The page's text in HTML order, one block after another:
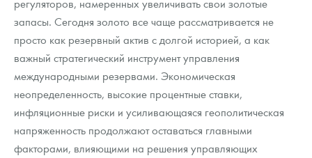
регуляторов, намеренных увеличивать свои золотые
запасы. Сегодня золото все чаще рассматривается не
просто как резервный актив с долгой историей, а как
важный стратегический инструмент управления
международными резервами. Экономическая
неопределенность, высокие процентные ставки,
инфляционные риски и усиливающаяся геополитическая
напряженность продолжают оставаться главными
факторами, влияющими на решения управляющих